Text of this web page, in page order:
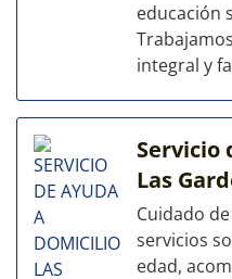
educación
integral y
Servicio
Las
Cuidado
servicios
edad,